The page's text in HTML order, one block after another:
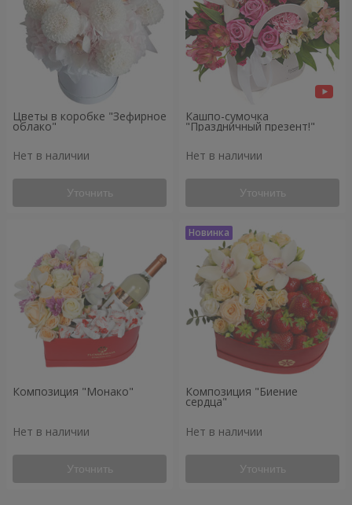
Цветы в коробке "Зефирное
облако"
Нет в наличии
Уточнить
Кашпо-сумочка
"Праздничный презент!"
Нет в наличии
Уточнить
Композиция "Монако"
Нет в наличии
Уточнить
Композиция "Биение
сердца"
Нет в наличии
Уточнить